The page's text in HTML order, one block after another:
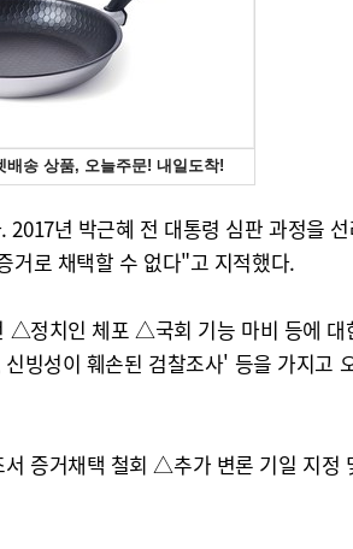
년 박근혜 전 대통령 심판 과정을
거로 채택할 수 없다"고 지적했다.
정치인 체포 △국회 기능 마비 등에 대
성이 훼손된 검찰조사' 등을 가지고
증거채택 철회 △추가 변론 기일 지정